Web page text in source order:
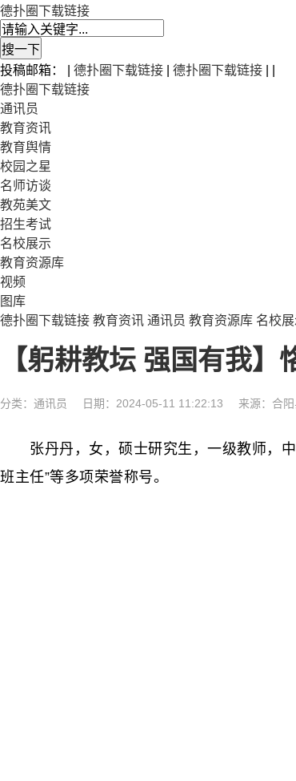
德扑圈下载链接
投稿邮箱： | 德扑圈下载链接 德扑圈下载链接
德扑圈下载链接
通讯员
教育资讯
教育舆情
校园之星
名师访谈
教苑美文
招生考试
名校展示
教育资源库
视频
图库
德扑圈下载链接 教育资讯 通讯员 教育资源库 名校
【躬耕教坛 强国有我
分类： 通讯员 日期：2024-05-11 11:22:13 来源：合
张丹丹，女，硕士研究生，一级教师，中
班主任”等多项荣誉称号。